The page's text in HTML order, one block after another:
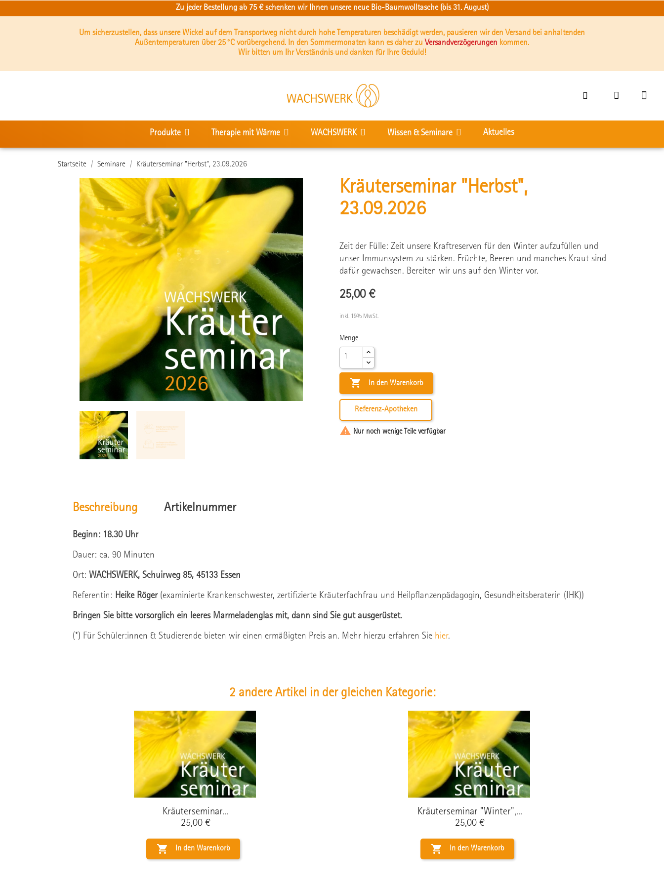
Zu jeder Bestellung ab 75 € schenken wir Ihnen unsere neue Bio-Baumwolltasche (bis 31. August)
Um sicherzustellen, dass unsere Wickel auf dem Transportweg nicht durch hohe Temperaturen beschädigt werden, pausieren wir den Versand bei anhaltenden
Außentemperaturen über 25 °C vorübergehend. In den Sommermonaten kann es daher zu Versandverzögerungen kommen.
Wir bitten um Ihr Verständnis und danken für Ihre Geduld!
Produkte Therapie mit Wärme WACHSWERK Wissen & Seminare Aktuelles
Startseite Seminare Kräuterseminar "Herbst", 23.09.2026
Kräuterseminar "Herbst",
23.09.2026
Zeit der Fülle: Zeit unsere Kraftreserven für den Winter aufzufüllen und
unser Immunsystem zu stärken. Früchte, Beeren und manches Kraut sind
dafür gewachsen. Bereiten wir uns auf den Winter vor.
25,00 €
inkl. 19% MwSt.
Menge
 In den Warenkorb
Referenz-Apotheken
 Nur noch wenige Teile verfügbar
Beschreibung Artikelnummer
Beginn: 18.30 Uhr
Dauer: ca. 90 Minuten
Ort: WACHSWERK, Schuirweg 85, 45133 Essen
Referentin: Heike Röger(examinierte Krankenschwester, zertifizierte Kräuterfachfrau und Heilpflanzenpädagogin, Gesundheitsberaterin (IHK))
Bringen Sie bitte vorsorglich ein leeres Marmeladenglas mit, dann sind Sie gut ausgerüstet.
(*) Für Schüler:innen & Studierende bieten wir einen ermäßigten Preis an. Mehr hierzu erfahren Sie hier.
2 andere Artikel in der gleichen Kategorie:
Kräuterseminar...
Preis
25,00 €
 In den Warenkorb
Kräuterseminar "Winter",...
Preis
25,00 €
 In den Warenkorb